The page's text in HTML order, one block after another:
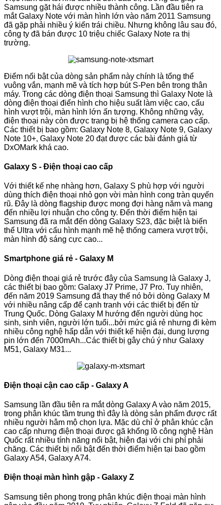
Samsung gặt hái được nhiều thành công. Lần đầu tiên ra
mắt Galaxy Note với màn hình lớn vào năm 2011 Samsung
đã gặp phải nhiều ý kiến trái chiều. Nhưng không lâu sau đó,
công ty đã bán được 10 triệu chiếc Galaxy Note ra thị
trường.
Điểm nổi bật của dòng sản phẩm này chính là tổng thể
vuông vắn, mạnh mẽ và tích hợp bút S-Pen bên trong thân
máy. Trong các dòng điện thoại Samsung thì Galaxy Note là
dòng điện thoại điển hình cho hiệu suất làm việc cao, cấu
hình vượt trội, màn hình lớn ấn tượng. Không những vậy,
điện thoại này còn được trang bị hệ thống camera cao cấp.
Các thiết bị bao gồm: Galaxy Note 8, Galaxy Note 9, Galaxy
Note 10+, Galaxy Note 20 đạt được các bài đánh giá từ
DxOMark khá cao.
Galaxy S - Điện thoại cao cấp
Với thiết kế nhẹ nhàng hơn, Galaxy S phù hợp với người
dùng thích điện thoại nhỏ gọn vời màn hình cong tràn quyến
rũ. Đây là dòng flagship được mong đợi hàng năm và mang
đến nhiều lợi nhuận cho công ty. Đến thời điểm hiện tại
Samsung đã ra mắt đến dòng Galaxy S23, đặc biệt là biến
thể Ultra với cấu hình mạnh mẽ hệ thống camera vượt trội,
màn hình độ sáng cực cao...
Smartphone giá rẻ - Galaxy M
Dòng điện thoại giá rẻ trước đây của Samsung là Galaxy J,
các thiết bị bao gồm: Galaxy J7 Prime, J7 Pro. Tuy nhiên,
đến năm 2019 Samsung đã thay thế nó bởi dòng Galaxy M
với nhiều nâng cấp để cạnh tranh với các thiết bị đến từ
Trung Quốc. Dòng Galaxy M hướng đến người dùng học
sinh, sinh viên, người lớn tuổi...bởi mức giá rẻ nhưng đi kèm
nhiều công nghệ hấp dẫn với thiết kế hiện đại, dung lượng
pin lớn đến 7000mAh...Các thiết bị gây chú ý như Galaxy
M51, Galaxy M31...
Điện thoại cận cao cấp - Galaxy A
Samsung lần đầu tiên ra mắt dòng Galaxy A vào năm 2015,
trong phân khúc tầm trung thì đây là dòng sản phẩm được rất
nhiều người hâm mộ chọn lựa. Mặc dù chỉ ở phân khúc cận
cao cấp nhưng điện thoại được gã khổng lồ công nghệ Hàn
Quốc rất nhiều tính năng nổi bật, hiện đại với chi phí phải
chăng. Các thiết bị nổi bật đến thời điểm hiện tại bao gồm
Galaxy A54, Galaxy A74.
Điện thoại màn hình gập - Galaxy Z
Samsung tiên phong trong phân khúc điện thoại màn hình